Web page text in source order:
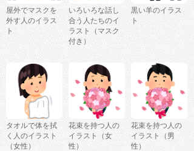
屋外でマスクを
外す人のイラス
ト
いろいろな話し
合う人たちのイ
ラスト（マスク
付き）
黒い羊のイラス
ト
タオルで体を拭
く人のイラスト
（女性）
花束を持つ人の
イラスト（女
性）
花束を持つ人の
イラスト（男
性）